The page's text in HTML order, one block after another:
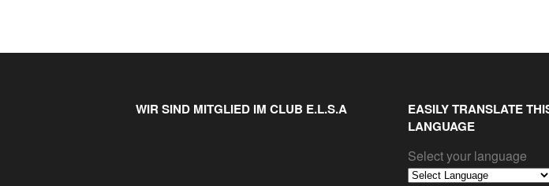
WIR SIND MITGLIED IM CLUB E.L.S.A
EASILY TRANSLATE
LANGUAGE
Select your language